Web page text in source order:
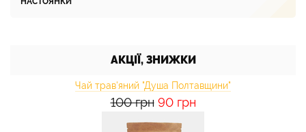
АКЦІЇ, ЗНИЖКИ
Чай трав'яний "Душа Полтавщини"
100 грн 90 грн